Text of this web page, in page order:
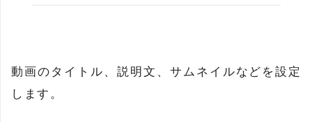
動画のタイトル、説明文、サムネイルなどを設定
します。